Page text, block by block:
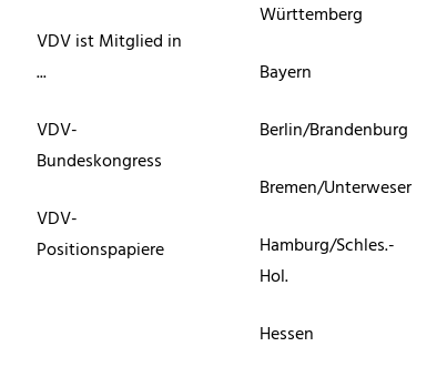
VDV ist Mitglied in
...
VDV-
Bundeskongress
VDV-
Positionspapiere
Württemberg
Bayern
Berlin/Brandenburg
Bremen/Unterweser
Hamburg/Schles.-
Hol.
Hessen